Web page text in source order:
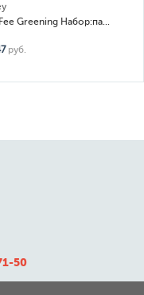
Izia Fee Greening Набор:парфюмированная вода 30мл, молочко для тела 50мл
руб.
50